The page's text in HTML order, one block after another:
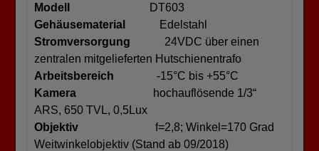
Modell
DT603
Gehäusematerial
Edelstahl
Stromversorgung 24VDC über einen
zentralen mitgelieferten Hutschienentrafo
Arbeitsbereich -15°C bis +55°C
Kamera
hochauflösende 1/3“
ARS, 650 TVL, 0,5Lux
Objektiv
f=2,8; Winkel=170 Grad
Weitwinkelobjektiv (Stand ab 09/2018)